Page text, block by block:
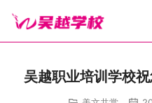
吴越职业培训学校